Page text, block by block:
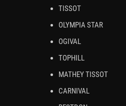
TISSOT
OLYMPIA STAR
OGIVAL
TOPHILL
MATHEY TISSOT
CARNIVAL